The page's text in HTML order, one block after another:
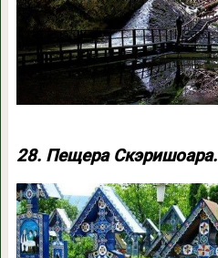
28. Пещера Скэришоара.